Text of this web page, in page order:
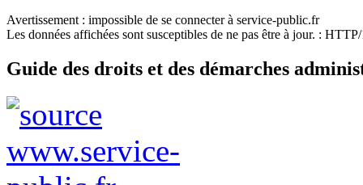
Avertissement : impossible de se connecter à service-public.fr
Les données affichées sont susceptibles de ne pas être à jour. :
Guide des droits et des démarches